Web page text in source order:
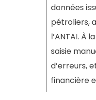
données
pétroliers,
l’ANTAI. À
saisie
d’erreurs,
financière